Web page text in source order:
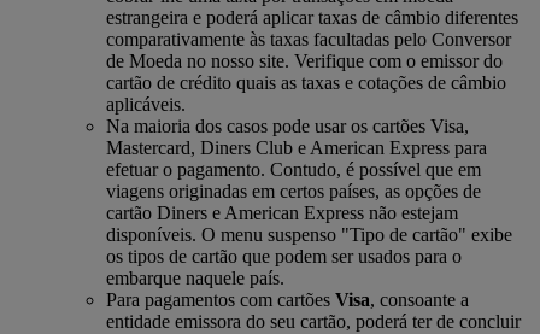
estrangeira e poderá aplicar taxas de câmbio diferentes
comparativamente às taxas facultadas pelo Conversor
de Moeda no nosso site. Verifique com o emissor do
cartão de crédito quais as taxas e cotações de câmbio
aplicáveis.
Na maioria dos casos pode usar os cartões Visa,
Mastercard, Diners Club e American Express para
efetuar o pagamento. Contudo, é possível que em
viagens originadas em certos países, as opções de
cartão Diners e American Express não estejam
disponíveis. O menu suspenso "Tipo de cartão" exibe
os tipos de cartão que podem ser usados para o
embarque naquele país.
Para pagamentos com cartões Visa, consoante a
entidade emissora do seu cartão, poderá ter de concluir